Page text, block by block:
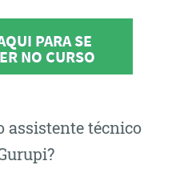
PARA SE
NO CURSO
assistente técnico